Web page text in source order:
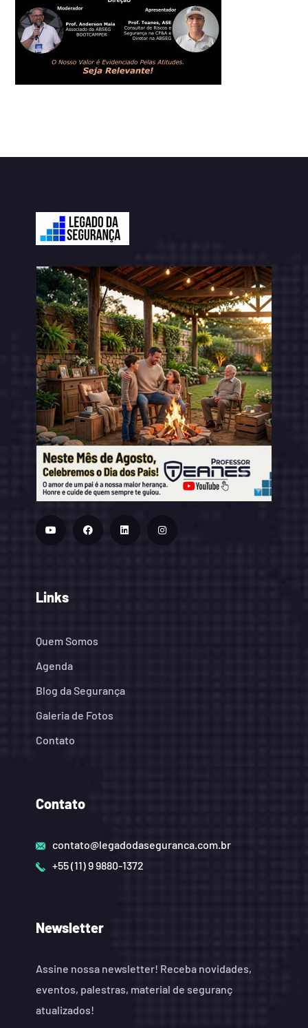
Links
Quem Somos
Agenda
Blog da Segurança
Galeria de Fotos
Contato
Contato
contato@legadodaseguranca.com.br
+55 (11) 9 9880-1372
Newsletter
Assine nossa newsletter! Receba novidades,
eventos, palestras, material de seguranç
atualizados!